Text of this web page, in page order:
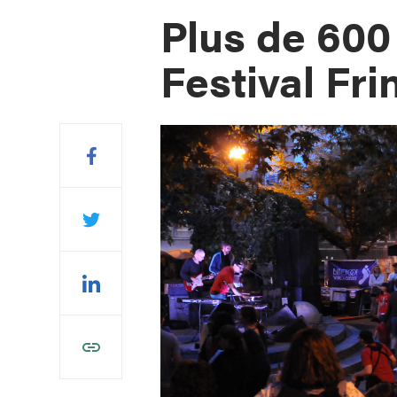
Plus de
Festival